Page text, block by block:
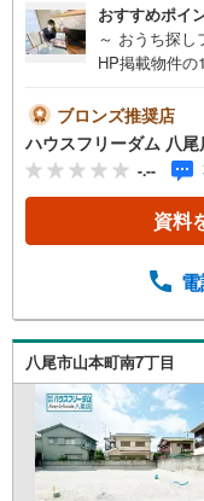
おすすめポイ
～ おうち探し
HP掲載物件
帰りや、お子
無料送迎させ
お出かけつい
数取り揃えて
ダード上場
ます・当日
て頂きます・
ございます・
店 ----*----*----*--
ブロンズ推奨店
ハウスフリーダム 八尾
-.--
資料
八尾市山本町南7丁目